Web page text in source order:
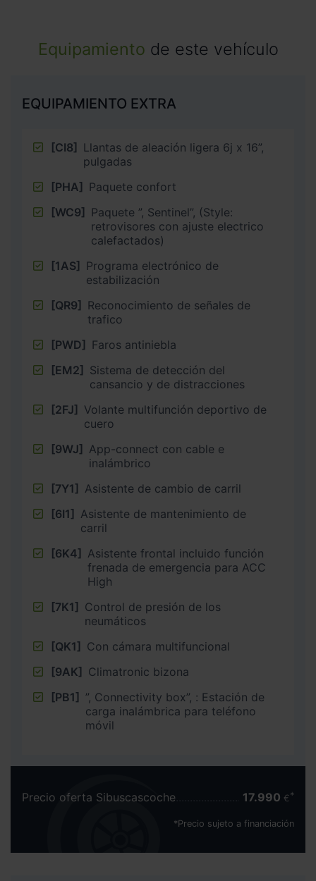
Equipamiento de este vehículo
EQUIPAMIENTO EXTRA
[CI8] Llantas de aleación ligera 6j x 16”,
pulgadas
[PHA] Paquete confort
[WC9] Paquete ”, Sentinel”, (Style:
retrovisores con ajuste electrico
calefactados)
[1AS] Programa electrónico de
estabilización
[QR9] Reconocimiento de señales de
trafico
[PWD] Faros antiniebla
[EM2] Sistema de detección del
cansancio y de distracciones
[2FJ] Volante multifunción deportivo de
cuero
[9WJ] App-connect con cable e
inalámbrico
[7Y1] Asistente de cambio de carril
[6I1] Asistente de mantenimiento de
carril
[6K4] Asistente frontal incluido función
frenada de emergencia para ACC
High
[7K1] Control de presión de los
neumáticos
[QK1] Con cámara multifuncional
[9AK] Climatronic bizona
[PB1] ”, Connectivity box”, : Estación de
carga inalámbrica para teléfono
móvil
Precio oferta Sibuscascoche 17.990 €
*Precio sujeto a financiación